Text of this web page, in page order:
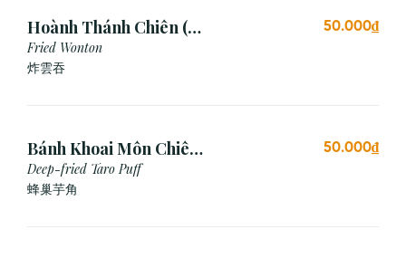
Hoành Thánh Chiên (3
viên)
Fried Wonton
炸雲吞
50.000₫
Bánh Khoai Môn Chiên
Xù (3 viên)
Deep-fried Taro Puff
蜂巢芋角
50.000₫